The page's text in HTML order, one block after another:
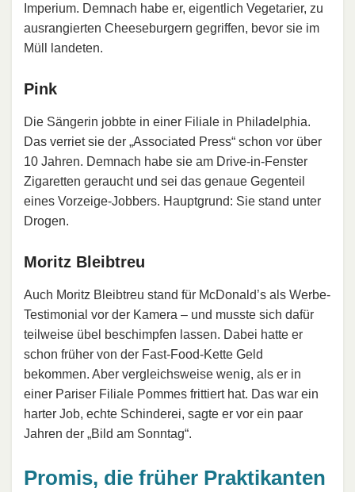
Imperium. Demnach habe er, eigentlich Vegetarier, zu
ausrangierten Cheeseburgern gegriffen, bevor sie im
Müll landeten.
Pink
Die Sängerin jobbte in einer Filiale in Philadelphia.
Das verriet sie der „Associated Press“ schon vor über
10 Jahren. Demnach habe sie am Drive-in-Fenster
Zigaretten geraucht und sei das genaue Gegenteil
eines Vorzeige-Jobbers. Hauptgrund: Sie stand unter
Drogen.
Moritz Bleibtreu
Auch Moritz Bleibtreu stand für McDonald’s als Werbe-
Testimonial vor der Kamera – und musste sich dafür
teilweise übel beschimpfen lassen. Dabei hatte er
schon früher von der Fast-Food-Kette Geld
bekommen. Aber vergleichsweise wenig, als er in
einer Pariser Filiale Pommes frittiert hat. Das war ein
harter Job, echte Schinderei, sagte er vor ein paar
Jahren der „Bild am Sonntag“.
Promis, die früher Praktikanten